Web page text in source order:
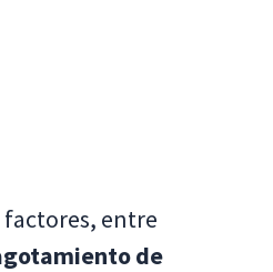
factores, entre
de